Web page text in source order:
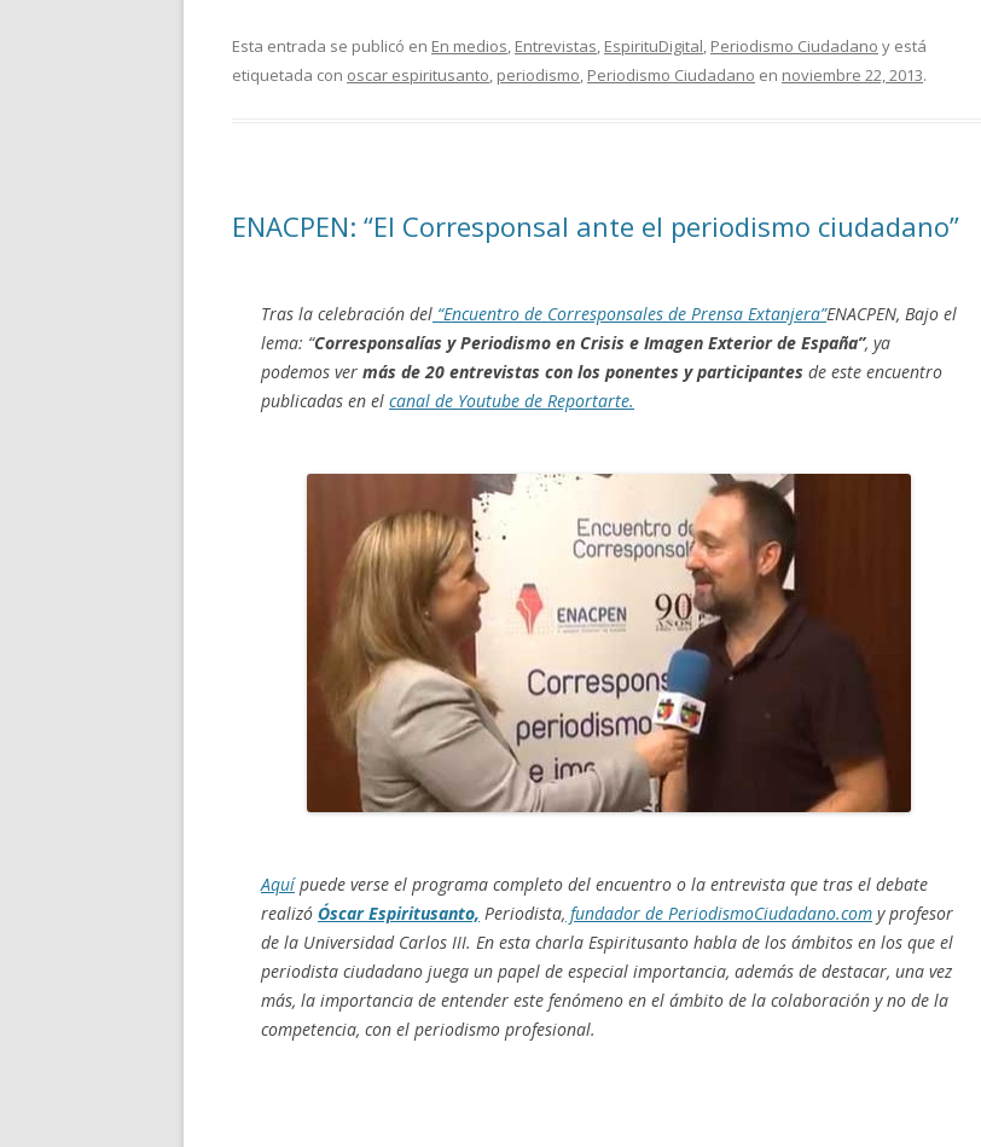
Esta entrada se publicó en En medios, Entrevistas, EspirituDigital, Periodismo Ciudadano y está
etiquetada con oscar espiritusanto, periodismo, Periodismo Ciudadano en noviembre 22, 2013.
ENACPEN: “El Corresponsal ante el periodismo ciudadano”
Tras la celebración del “Encuentro de Corresponsales de Prensa Extanjera”ENACPEN, Bajo el
lema: “Corresponsalías y Periodismo en Crisis e Imagen Exterior de España”, ya
podemos ver más de 20 entrevistas con los ponentes y participantes de este encuentro
publicadas en el canal de Youtube de Reportarte.
Aquípuede verse el programa completo del encuentro o la entrevista que tras el debate
realizó Óscar Espiritusanto, Periodista, fundador de PeriodismoCiudadano.com y profesor
de la Universidad Carlos III. En esta charla Espiritusanto habla de los ámbitos en los que el
periodista ciudadano juega un papel de especial importancia, además de destacar, una vez
más, la importancia de entender este fenómeno en el ámbito de la colaboración y no de la
competencia, con el periodismo profesional.